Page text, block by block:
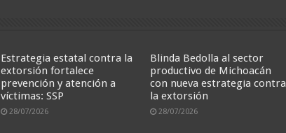
Estrategia estatal contra la
extorsión fortalece
prevención y atención a
víctimas: SSP
28/07/2026
Blinda Bedolla al sector
productivo de Michoacán
con nueva estrategia contra
la extorsión
28/07/2026